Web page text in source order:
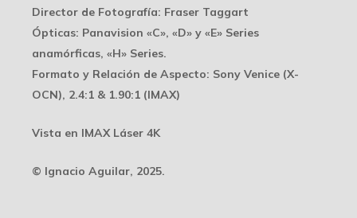
Director de Fotografía: Fraser Taggart
Ópticas: Panavision «C», «D» y «E» Series
anamórficas, «H» Series.
Formato y Relación de Aspecto: Sony Venice (X-
OCN), 2.4:1 & 1.90:1 (IMAX)
Vista en IMAX Láser 4K
© Ignacio Aguilar, 2025.